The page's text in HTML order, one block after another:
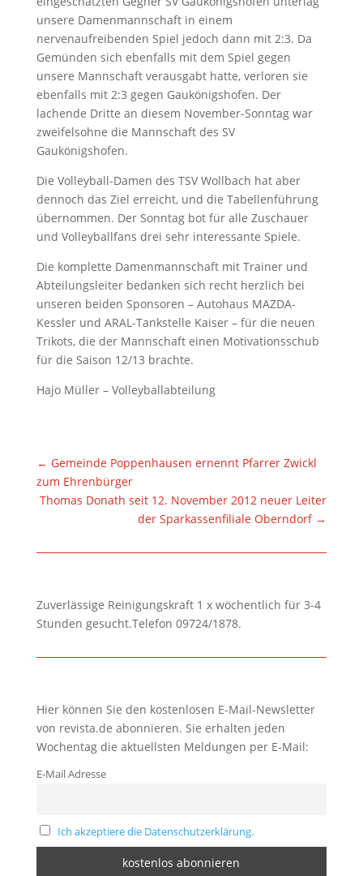
unsere Damenmannschaft in einem
nervenaufreibenden Spiel jedoch dann mit 2:3. Da
Gemünden sich ebenfalls mit dem Spiel gegen
unsere Mannschaft verausgabt hatte, verloren sie
ebenfalls mit 2:3 gegen Gaukönigshofen. Der
lachende Dritte an diesem November-Sonntag war
zweifelsohne die Mannschaft des SV
Gaukönigshofen.
Die Volleyball-Damen des TSV Wollbach hat aber
dennoch das Ziel erreicht, und die Tabellenführung
übernommen. Der Sonntag bot für alle Zuschauer
und Volleyballfans drei sehr interessante Spiele.
Die komplette Damenmannschaft mit Trainer und
Abteilungsleiter bedanken sich recht herzlich bei
unseren beiden Sponsoren – Autohaus MAZDA-
Kessler und ARAL-Tankstelle Kaiser – für die neuen
Trikots, die der Mannschaft einen Motivationsschub
für die Saison 12/13 brachte.
Hajo Müller – Volleyballabteilung
← Gemeinde Poppenhausen ernennt Pfarrer Zwickl
zum Ehrenbürger
Thomas Donath seit 12. November 2012 neuer Leiter
der Sparkassenfiliale Oberndorf→
Zuverlässige Reinigungskraft 1 x wöchentlich für 3-4
Stunden gesucht.Telefon 09724/1878.
Hier können Sie den kostenlosen E-Mail-Newsletter
von revista.de abonnieren. Sie erhalten jeden
Wochentag die aktuellsten Meldungen per E-Mail:
E-Mail Adresse
Ich akzeptiere die Datenschutzerklärung.